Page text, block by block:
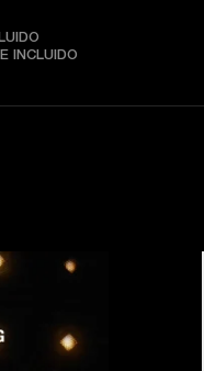
INCLUIDO